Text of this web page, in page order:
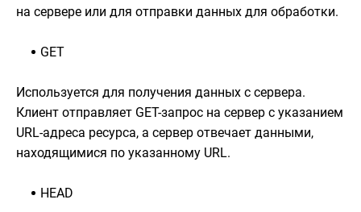
на сервере или для отправки данных для обработки.
GET
Используется для получения данных с сервера.
Клиент отправляет GET-запрос на сервер с указанием
URL-адреса ресурса, а сервер отвечает данными,
находящимися по указанному URL.
HEAD